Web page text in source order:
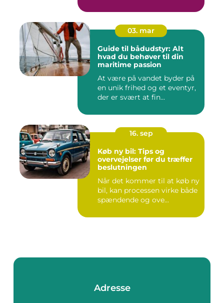
03. mar
Guide til bådudstyr: Alt
hvad du behøver til din
maritime passion
At være på vandet byder på
en unik frihed og et eventyr,
der er svært at fin...
16. sep
Køb ny bil: Tips og
overvejelser før du træffer
beslutningen
Når det kommer til at køb ny
bil, kan processen virke både
spændende og ove...
Adresse